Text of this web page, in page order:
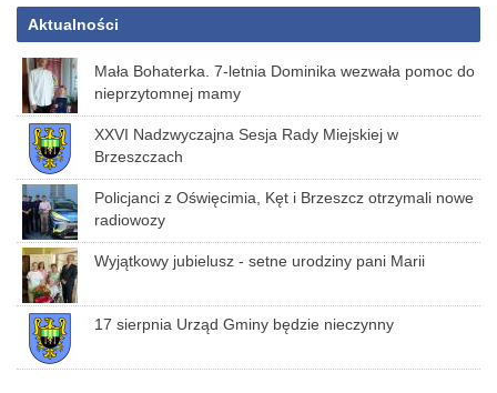
Aktualności
Mała Bohaterka. 7-letnia Dominika wezwała pomoc do
nieprzytomnej mamy
XXVI Nadzwyczajna Sesja Rady Miejskiej w
Brzeszczach
Policjanci z Oświęcimia, Kęt i Brzeszcz otrzymali nowe
radiowozy
Wyjątkowy jubielusz - setne urodziny pani Marii
17 sierpnia Urząd Gminy będzie nieczynny